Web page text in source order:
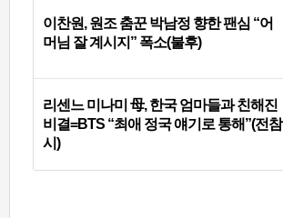
이찬원, 원조 춤꾼 박남정 향한 팬심 “어
머님 잘 계시지” 폭소(불후)
리센느 미나미 母, 한국 엄마들과 친해진
비결=BTS “최애 정국 얘기로 통해”(전참
시)